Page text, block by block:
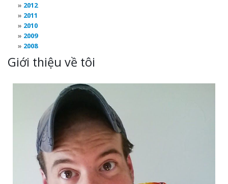
2012
2011
2010
2009
2008
Giới thiệu về tôi